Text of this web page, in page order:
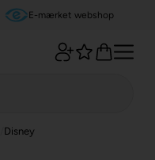
E-mærket webshop
Disney